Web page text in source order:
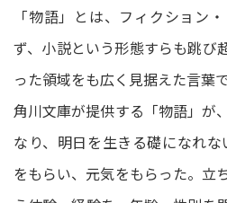
「物語」とは、フィクション
ず、小説という形態すらも跳び
った領域をも広く見据えた言葉で
角川文庫が提供する「物語」が
なり、明日を生きる礎になれ
をもらい、元気をもらった。立